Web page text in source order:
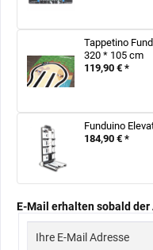
Tappetino
320 * 105 cm
119,90 € *
Funduino
184,90 € *
E-Mail erhalten sobald